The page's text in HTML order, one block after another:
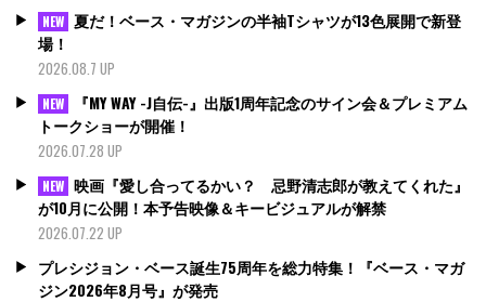
NEW 夏だ！ベース・マガジンの半袖Tシャツが13色展開で新登
場！
2026.08.7 UP
NEW
『MY WAY -J自伝-』出版1周年記念のサイン会＆プレミアム
トークショーが開催！
2026.07.28 UP
NEW 映画『愛し合ってるかい？ 忌野清志郎が教えてくれた』
が10月に公開！本予告映像＆キービジュアルが解禁
2026.07.22 UP
プレシジョン・ベース誕生75周年を総力特集！『ベース・マガ
ジン2026年8月号』が発売